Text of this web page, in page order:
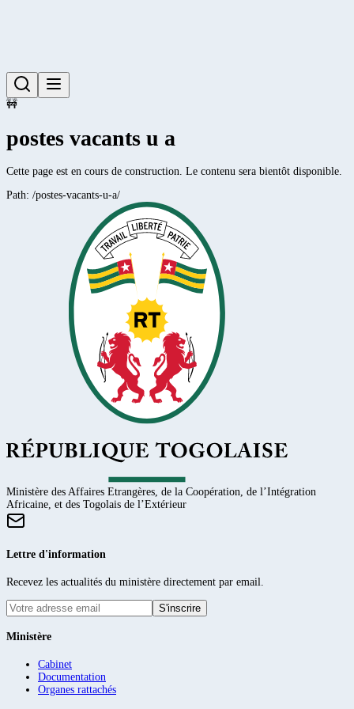
🚧
postes vacants u a
Cette page est en cours de construction. Le contenu sera bientôt disponible.
Path: /postes-vacants-u-a/
Ministère des Affaires Etrangères, de la Coopération, de l’Intégration
Africaine, et des Togolais de l’Extérieur
Lettre d'information
Recevez les actualités du ministère directement par email.
S'inscrire
Ministère
Cabinet
Documentation
Organes rattachés